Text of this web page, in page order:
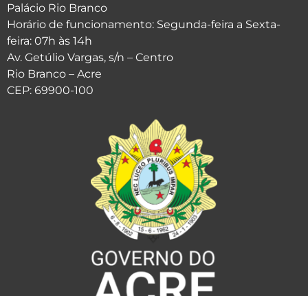
Palácio Rio Branco
Horário de funcionamento: Segunda-feira a Sexta-
feira: 07h às 14h
Av. Getúlio Vargas, s/n – Centro
Rio Branco – Acre
CEP: 69900-100